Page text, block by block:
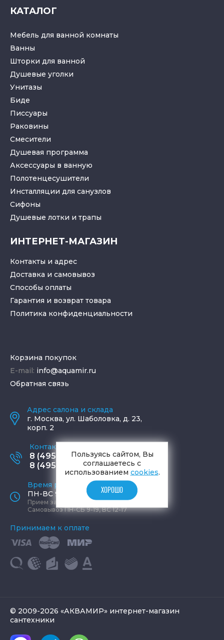
КАТАЛОГ
Мебель для ванной комнаты
Ванны
Шторки для ванной
Душевые уголки
Унитазы
Биде
Писсуары
Раковины
Смесители
Душевая программа
Аксессуары в ванную
Полотенцесушители
Инсталляции для санузлов
Cифоны
Душевые лотки и трапы
ИНТЕРНЕТ-МАГАЗИН
Контакты и адрес
Доставка и самовывоз
Способы оплаты
Гарантия и возврат товара
Политика конфиденциальности
Корзина покупок
E-mail: info@aquamir.ru
Обратная связь
Адрес салона и склада
г. Москва, ул. Шаболовка, д. 23,
корп. 2
Контактные телефоны
8 (495) 795-77-65
8 (495) 797-11-67
Время работы офиса
ПН-ВС 9:00 - 19:00
Прием заказов круглосуточно
Самовывоз ПН-СБ 9-19, ВС 12-17
Принимаем к оплате
© 2009-2026 «АКВАМИР» интернет-магазин
сантехники
Пользуясь сайтом, Вы
соглашаетесь с
использованием cookies.
ХОРОШО